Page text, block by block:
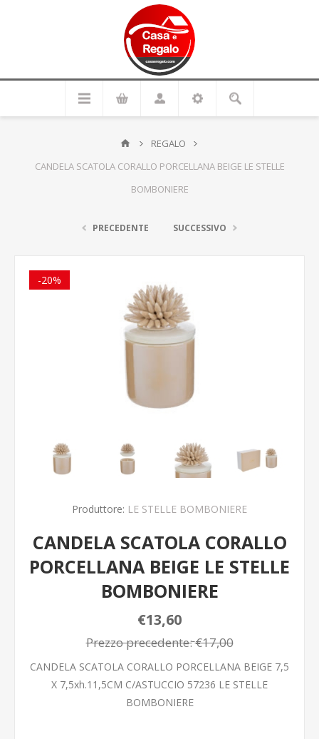
REGALO
CANDELA SCATOLA CORALLO PORCELLANA BEIGE LE STELLE
BOMBONIERE
PRECEDENTE SUCCESSIVO
-20%
Produttore: LE STELLE BOMBONIERE
CANDELA SCATOLA CORALLO
PORCELLANA BEIGE LE STELLE
BOMBONIERE
€13,60
Prezzo precedente:€17,00
CANDELA SCATOLA CORALLO PORCELLANA BEIGE 7,5
X 7,5xh.11,5CM C/ASTUCCIO 57236 LE STELLE
BOMBONIERE